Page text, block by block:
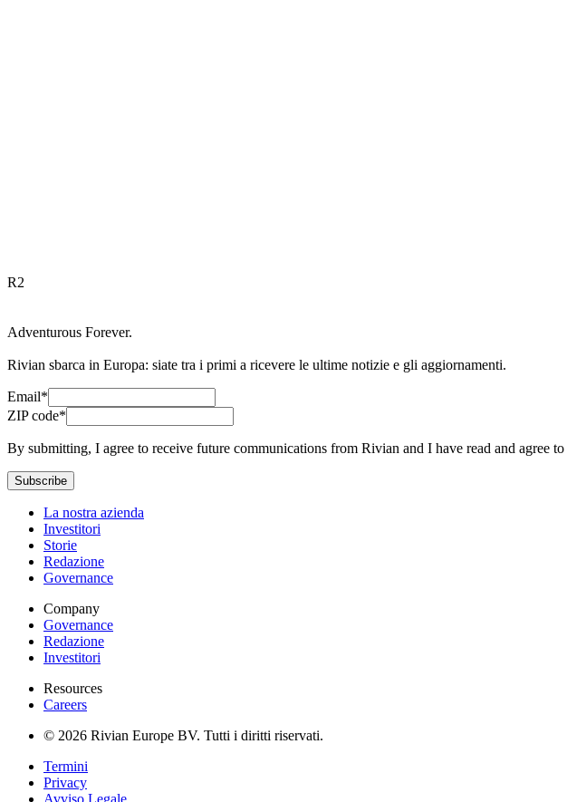
R2
Adventurous Forever.
Rivian sbarca in Europa: siate tra i primi a ricevere le ultime notizie e gli aggiornamenti.
Email*
ZIP code*
By submitting, I agree to receive future communications from Rivian and I have read and agree to
Subscribe
La nostra azienda
Investitori
Storie
Redazione
Governance
Company
Governance
Redazione
Investitori
Resources
Careers
© 2026 Rivian Europe BV. Tutti i diritti riservati.
Termini
Privacy
Avviso Legale